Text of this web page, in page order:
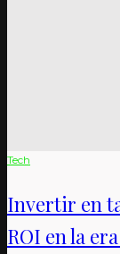
Tech
Invertir en
ROI en la